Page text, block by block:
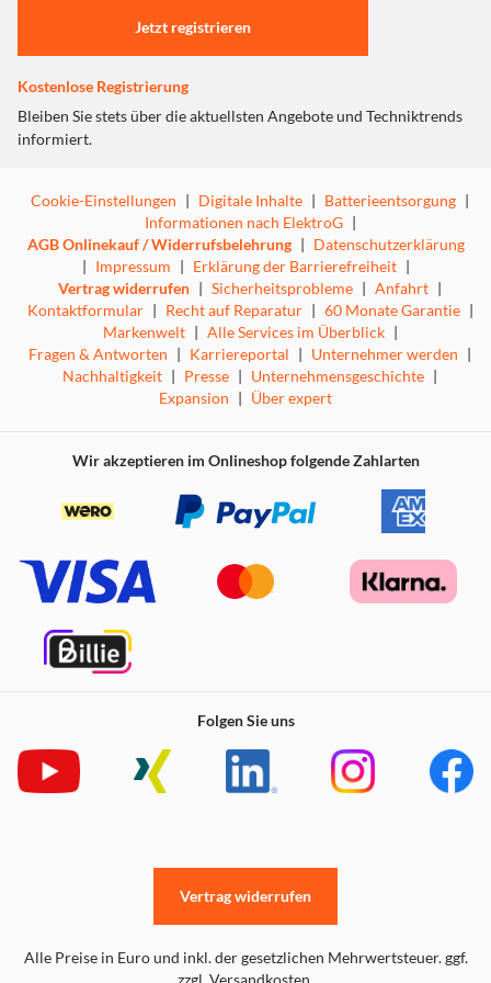
Das Gerät kombiniert starke Saugkraft mit Sprühwischen,
Die gezielte Sprayfunktion nimmt es mit hartnäckigen
Flecken auf und bekämpft sie auf Knopfdruck.
Die perfekte All-in-One-Hartbodenreinigungslösung, um
Weniger Unordnung und maximaler Komfort:
Mit berührungslosen Einwegpads gibt es keine zu
wartenden Filter und keine schmutzigen Pads, die
gereinigt werden müssen.
einem frischen, sauberen Pad.
Mit dem Shark VacMop lassen sich alltägliche
Verschmutzungen überall und jederzeit mühelos
Beinhaltet:
4 VacMop-Einweg-Starterpads
1 350-ml-Startflasche mit Reinigungslösung für
Jetzt registrieren
Kostenlose Registrierung
Bleiben Sie stets über die aktuellsten Angebote und Techniktrends
informiert.
Cookie-Einstellungen | Digitale Inhalte | Batterieentsorgung |
Informationen nach ElektroG |
AGB Onlinekauf / Widerrufsbelehrung | Datenschutzerklärung
| Impressum | Erklärung der Barrierefreiheit |
Vertrag widerrufen | Sicherheitsprobleme | Anfahrt |
Kontaktformular | Recht auf Reparatur | 60 Monate Garantie |
Markenwelt | Alle Services im Überblick |
Fragen & Antworten | Karriereportal | Unternehmer werden |
Nachhaltigkeit | Presse | Unternehmensgeschichte |
Expansion | Über expert
Wir akzeptieren im Onlineshop folgende Zahlarten
Folgen Sie uns
Alle Preise in Euro und inkl. der gesetzlichen Mehrwertsteuer. ggf.
zzgl. Versandkosten.
Vertrag widerrufen